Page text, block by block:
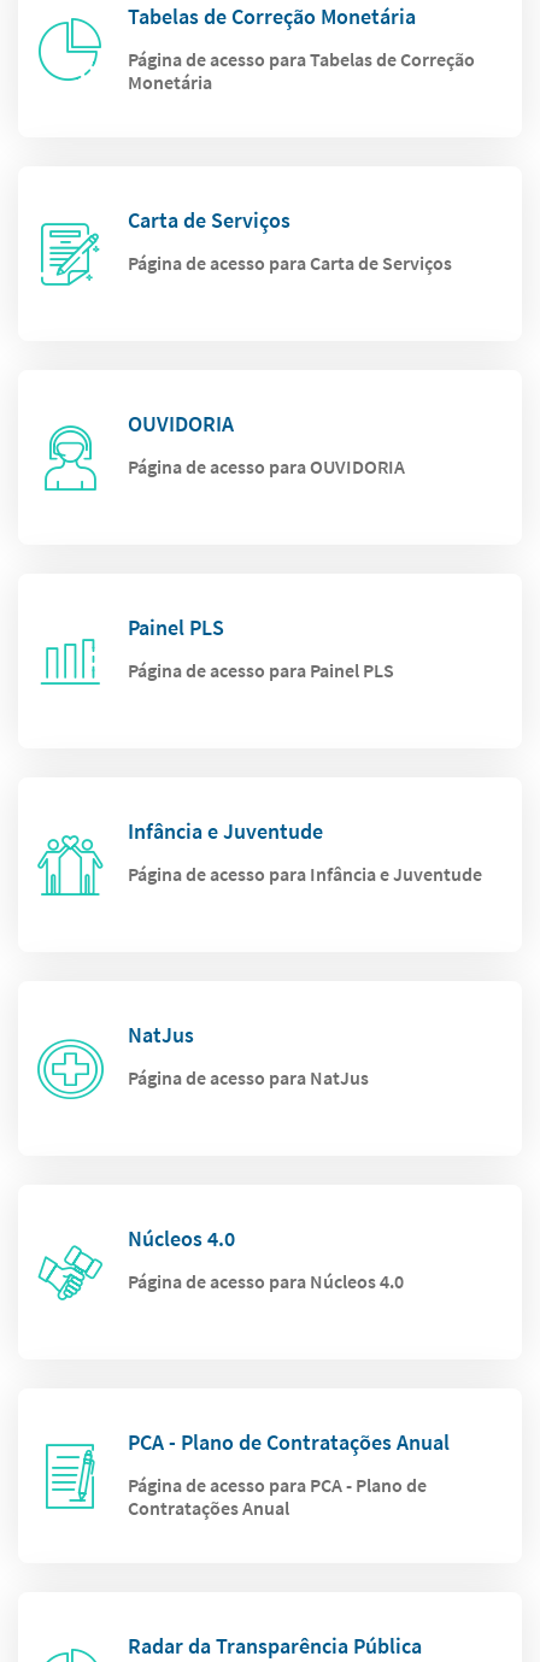
Tabelas de Correção Monetária
Página de acesso para Tabelas de Correção
Monetária
Carta de Serviços
Página de acesso para Carta de Serviços
OUVIDORIA
Página de acesso para OUVIDORIA
Painel PLS
Página de acesso para Painel PLS
Infância e Juventude
Página de acesso para Infância e Juventude
NatJus
Página de acesso para NatJus
Núcleos 4.0
Página de acesso para Núcleos 4.0
PCA - Plano de Contratações Anual
Página de acesso para PCA - Plano de
Contratações Anual
Radar da Transparência Pública